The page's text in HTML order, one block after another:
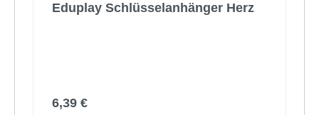
Eduplay Schlüsselanhänger Herz
Regulärer Preis:
6,39 €